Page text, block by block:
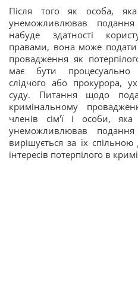
Після того як особа,
унеможливлював
набуде здатності
правами, вона може подати
провадження як
має бути
слідчого або прокурора,
суду. Питання щодо
кримінальному
членів сім'ї і особи,
унеможливлював
вирішується за їх
інтересів потерпілого в